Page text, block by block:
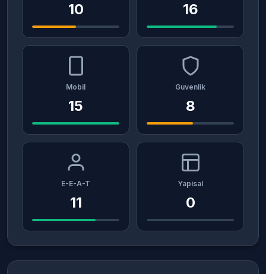
10 16
Mobil
15
Guvenlik
8
E-E-A-T
11
Yapisal
0